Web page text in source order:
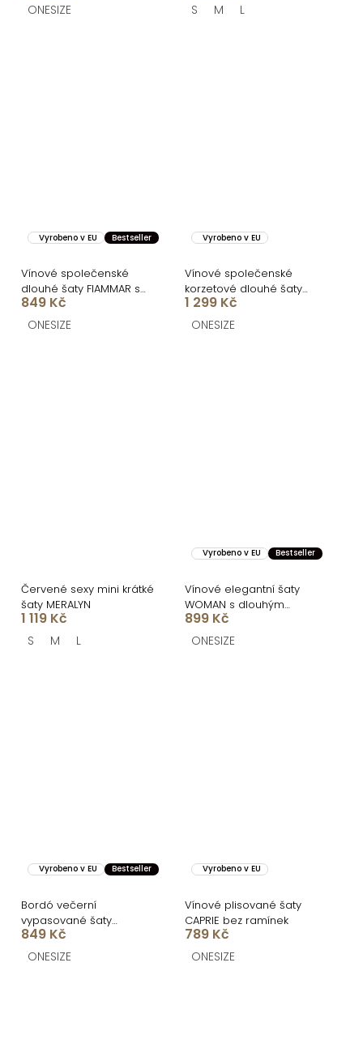
ONESIZE S M L
Vyrobeno v EU Bestseller
Vínové společenské
dlouhé šaty FIAMMAR s
rozparkem
849 Kč
ONESIZE
Vyrobeno v EU
Vínové společenské
korzetové dlouhé šaty
KARLOT
1 299 Kč
ONESIZE
Červené sexy mini krátké
šaty MERALYN
1 119 Kč
S M L
Vyrobeno v EU Bestseller
Vínové elegantní šaty
WOMAN s dlouhým
rukávem
899 Kč
ONESIZE
Vyrobeno v EU Bestseller
Bordó večerní
vypasované šaty
FIAMMAR s rozparkem
849 Kč
ONESIZE
Vyrobeno v EU
Vínové plisované šaty
CAPRIE bez ramínek
789 Kč
ONESIZE